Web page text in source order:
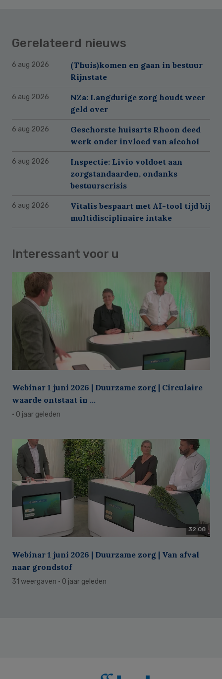
Gerelateerd nieuws
6 aug 2026
(Thuis)komen en gaan in bestuur
Rijnstate
6 aug 2026
NZa: Langdurige zorg houdt weer
geld over
6 aug 2026
Geschorste huisarts Rhoon deed
werk onder invloed van alcohol
6 aug 2026
Inspectie: Livio voldoet aan
zorgstandaarden, ondanks
bestuurscrisis
6 aug 2026
Vitalis bespaart met AI-tool tijd bij
multidisciplinaire intake
Interessant voor u
Webinar 1 juni 2026 | Duurzame zorg | Circulaire
waarde ontstaat in ...
· 0 jaar geleden
32:08
Webinar 1 juni 2026 | Duurzame zorg | Van afval
naar grondstof
31 weergaven · 0 jaar geleden